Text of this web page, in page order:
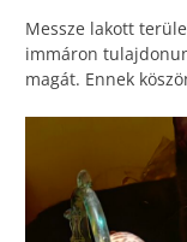
Messze lakott
immáron
magát. Ennek